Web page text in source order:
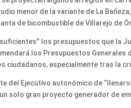
menor de la variante de La
de bicombustible de Villarejo de
los presupuestos que la
los Presupuestos Generales
ciudadanos, especialmente tras la
del Ejecutivo autonómico de
solo gran proyecto generador de